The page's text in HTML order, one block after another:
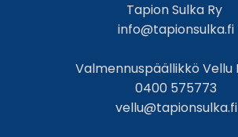
Tapion Sulka Ry
info@tapionsulka.fi
Valmennuspäällikkö Vellu
0400 575773
vellu@tapionsulka.fi